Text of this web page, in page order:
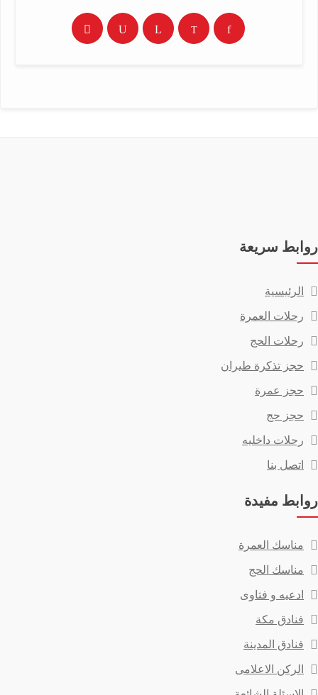
روابط سريعة
الرئيسية
رحلات العمرة
رحلات الحج
حجز تذكرة طيران
حجز عمرة
حجز حج
رحلات داخليه
اتصل بنا
روابط مفيدة
مناسك العمرة
مناسك الحج
ادعيه و فتاوى
فنادق مكة
فنادق المدينة
الركن الاعلامى